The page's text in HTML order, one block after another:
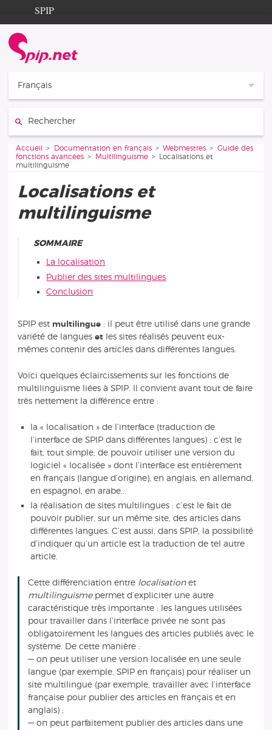
Aller au contenu
Aller à la navigation
SPIP
Documentation
Contribution
Français
Vous êtes ici :
Accueil Documentation en français Webmestres
Guide des
fonctions avancées
Multilinguisme
Localisations et
multilinguisme
Localisations et
multilinguisme
SOMMAIRE
La localisation
Publier des sites multilingues
Conclusion
SPIP est multilingue: il peut être utilisé dans une grande
variété de langues etles sites réalisés peuvent eux-
mêmes contenir des articles dans différentes langues.
Voici quelques éclaircissements sur les fonctions de
multilinguisme liées à SPIP. Il convient avant tout de faire
très nettement la différence entre :
la « localisation » de l’interface (traduction de
l’interface de SPIP dans différentes langues) : c’est le
fait, tout simple, de pouvoir utiliser une version du
logiciel « localisée » dont l’interface est entièrement
en français (langue d’origine), en anglais, en allemand,
en espagnol, en arabe...
la réalisation de sites multilingues : c’est le fait de
pouvoir publier, sur un même site, des articles dans
différentes langues. C’est aussi, dans SPIP, la possibilité
d’indiquer qu’un article est la traduction de tel autre
article.
Cette différenciation entre localisationet
multilinguismepermet d’expliciter une autre
caractéristique très importante : les langues utilisées
pour travailler dans l’interface privée ne sont pas
obligatoirement les langues des articles publiés avec le
système. De cette manière :
— on peut utiliser une version localisée en une seule
langue (par exemple, SPIP en français) pour réaliser un
site multilingue (par exemple, travailler avec l’interface
française pour publier des articles en français et en
anglais) ;
— on peut parfaitement publier des articles dans une